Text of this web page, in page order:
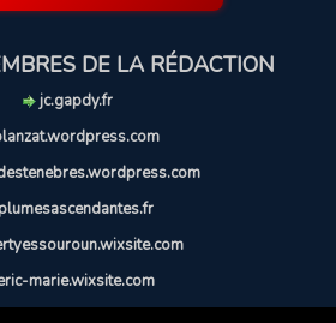
DE LA RÉDACTION
jc.gapdy.fr
marie.wixsite.com